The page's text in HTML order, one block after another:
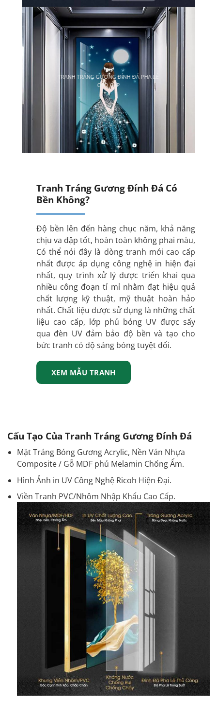
Tranh Tráng Gương Đính Đá Có
Bền Không?
Độ bền lên đến hàng chục năm, khả năng
chịu va đập tốt, hoàn toàn không phai màu,
Có thể nói đây là dòng tranh mới cao cấp
nhất được áp dụng công nghệ in hiện đại
nhất, quy trình xử lý được triển khai qua
nhiều công đoạn tỉ mỉ nhằm đạt hiệu quả
chất lượng kỹ thuật, mỹ thuật hoàn hảo
nhất. Chất liệu được sử dụng là những chất
liệu cao cấp, lớp phủ bóng UV được sấy
qua đèn UV đảm bảo độ bền và tạo cho
bức tranh có độ sáng bóng tuyệt đối.
XEM MẪU TRANH
Cấu Tạo Của Tranh Tráng Gương Đính Đá
Mặt Tráng Bóng Gương Acrylic, Nền Ván Nhựa
Composite / Gỗ MDF phủ Melamin Chống Ẩm.
Hình Ảnh in UV Công Nghệ Ricoh Hiện Đại.
Viền Tranh PVC/Nhôm Nhập Khẩu Cao Cấp.